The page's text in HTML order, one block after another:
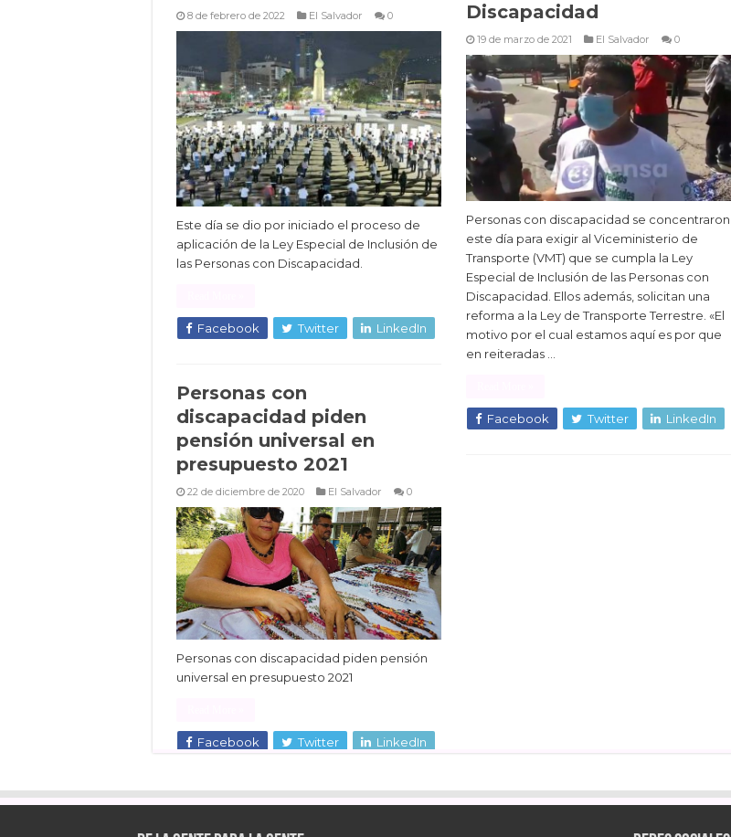
8 de febrero de 2022 El Salvador 0
Este día se dio por iniciado el proceso de
aplicación de la Ley Especial de Inclusión de
las Personas con Discapacidad.
Facebook Twitter LinkedIn
Discapacidad
19 de marzo de 2021 El Salvador 0
Personas con discapacidad se concentraron
este día para exigir al Viceministerio de
Transporte (VMT) que se cumpla la Ley
Especial de Inclusión de las Personas con
Discapacidad. Ellos además, solicitan una
reforma a la Ley de Transporte Terrestre. «El
motivo por el cual estamos aquí es por que
en reiteradas …
Facebook Twitter LinkedIn
Personas con
discapacidad piden
pensión universal en
presupuesto 2021
22 de diciembre de 2020 El Salvador 0
Personas con discapacidad piden pensión
universal en presupuesto 2021
Facebook Twitter LinkedIn